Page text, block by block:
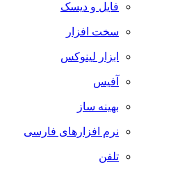
فایل و دیسک
سخت افزار
ابزار لینوکس
آفیس
بهینه ساز
نرم افزارهای فارسی
تلفن